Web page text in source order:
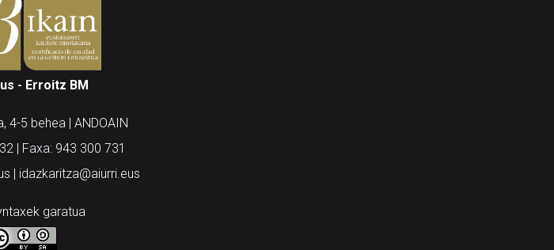
- Erroitz BM
4-5 behea | ANDOAIN
| Faxa: 943 300 731
| idazkaritza@aiurri.eus
garatua